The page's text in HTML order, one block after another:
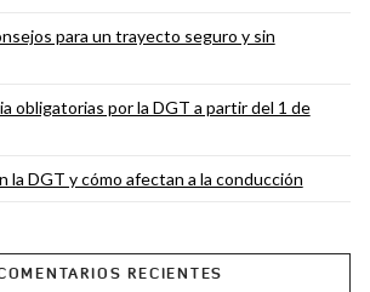
para un trayecto seguro y sin
obligatorias por la DGT a partir del 1 de
la DGT y cómo afectan a la conducción
RECIENTES